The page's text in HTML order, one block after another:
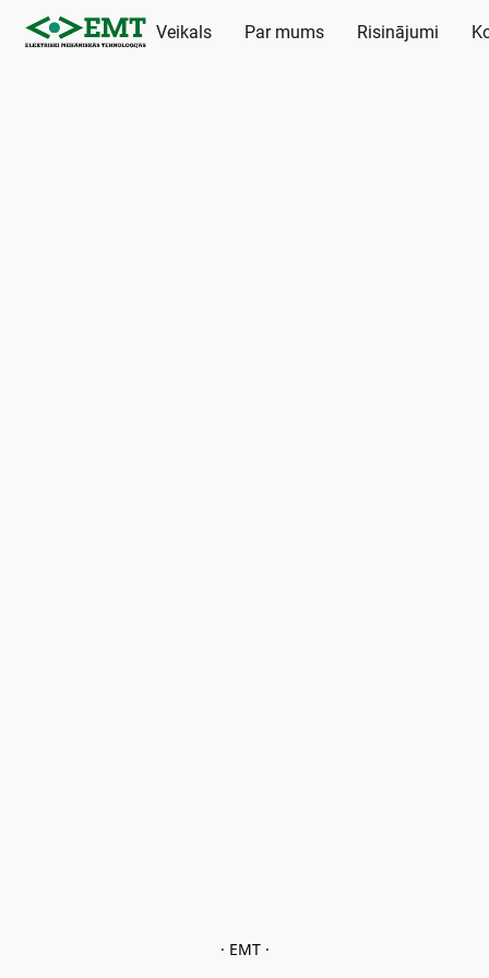
Veikals Par mums Risinājumi
· EMT ·